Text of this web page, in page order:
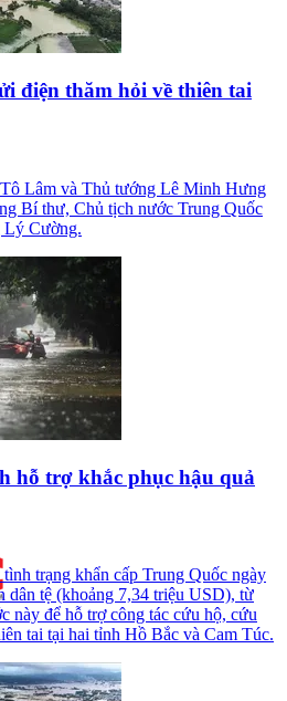
điện thăm hỏi về thiên tai
Lâm và Thủ tướng Lê Minh Hưng
Bí thư, Chủ tịch nước Trung Quốc
Lý Cường.
hỗ trợ khắc phục hậu quả
trạng khẩn cấp Trung Quốc ngày
dân tệ (khoảng 7,34 triệu USD), từ
này để hỗ trợ công tác cứu hộ, cứu
tai tại hai tỉnh Hồ Bắc và Cam Túc.